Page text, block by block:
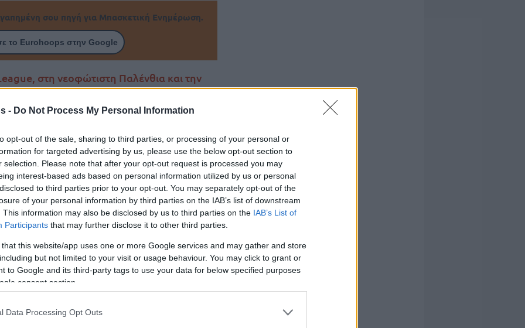
- Do Not Process My Personal Information
opt-out of the sale, sharing to third parties, or processing of your personal or
for targeted advertising by us, please use the below opt-out section to
selection. Please note that after your opt-out request is processed you may
interest-based ads based on personal information utilized by us or personal
to third parties prior to your opt-out. You may separately opt-out of the
of your personal information by third parties on the IAB’s list of downstream
This information may also be disclosed by us to third parties on the IAB’s List of
Participants that may further disclose it to other third parties.
that this website/app uses one or more Google services and may gather and store
but not limited to your visit or usage behaviour. You may click to grant or
to Google and its third-party tags to use your data for below specified purposes
consent section.
Data Processing Opt Outs
σου πηγή για Μπασκετική Ενημέρωση.
το Eurohoops στην Google
στη νεοφώτιστη Παλένθια και την
στο ισπανικό πρωτάθλημα.
Του Νίκου Μαστρογιαννόπουλου/
info@eurohoops.net
Ο Γιανίκ Φράνκε έκανε το επόμενο
βήμα στην καριέρα του.
Ο πρώην παίκτης τουΠΑΟΚδεν θα
συνεχίσει ν’ αγωνίζεται στη χώρα μας,
αφού μετά τονΠΑΟΚ, βρήκε τη νέα
του μπασκετική στέγη, με τη
νεοφώτιστη Παλένθια να τον αποκτά
επιστρέφει στο ισπανικό πρωτάθλημα μετά